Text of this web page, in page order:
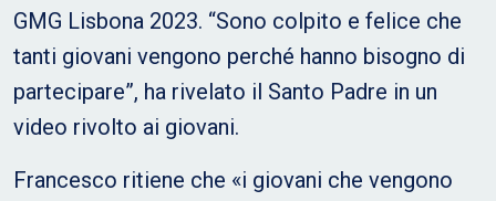
GMG Lisbona 2023. “Sono colpito e felice che
tanti giovani vengono perché hanno bisogno di
partecipare”, ha rivelato il Santo Padre in un
video rivolto ai giovani.
Francesco ritiene che «i giovani che vengono